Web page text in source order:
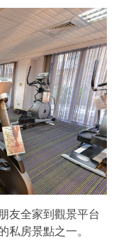
友全家到觀景平台
私房景點之一。